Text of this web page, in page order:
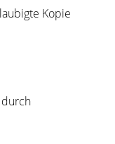
Kopie